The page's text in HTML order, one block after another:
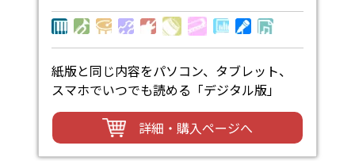
紙版と同じ内容をパソコン、タブレット、
スマホでいつでも読める「デジタル版」
詳細・購入ページへ